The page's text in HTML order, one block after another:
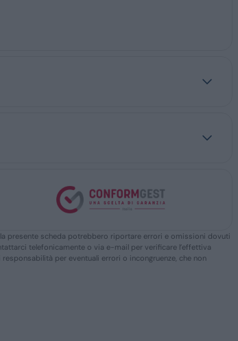
presente scheda potrebbero riportare errori e omissioni dovuti
telefonicamente o via e-mail per verificare l’effettiva
per eventuali errori o incongruenze, che non